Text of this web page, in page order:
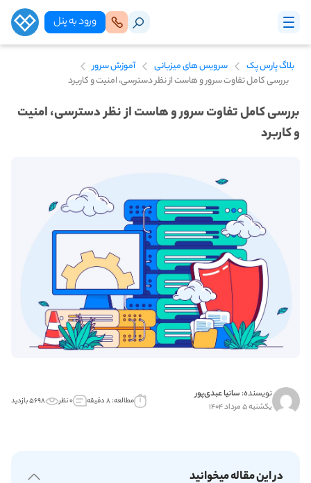
ورود‌ به‌ پنل
بلاگ پارس پک سرویس های میزبانی
آموزش سرور
بررسی کامل تفاوت سرور و هاست از نظر دسترسی، امنیت و کاربرد
بررسی کامل تفاوت سرور و هاست از نظر دسترسی، امنیت
و کاربرد
نویسنده: سانیا عبدی‌پور
یکشنبه ۵ مرداد ۱۴۰۴ مطالعه: ۸ دقیقه ۰ نظر ۵۶۹۸ بازدید
در این مقاله میخوانید